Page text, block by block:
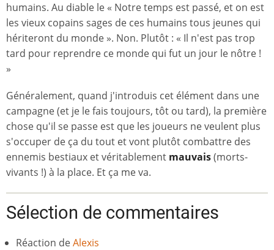
humains. Au diable le « Notre temps est passé, et on est
les vieux copains sages de ces humains tous jeunes qui
hériteront du monde ». Non. Plutôt : « Il n'est pas trop
tard pour reprendre ce monde qui fut un jour le nôtre !
»
Généralement, quand j'introduis cet élément dans une
campagne (et je le fais toujours, tôt ou tard), la première
chose qu'il se passe est que les joueurs ne veulent plus
s'occuper de ça du tout et vont plutôt combattre des
ennemis bestiaux et véritablement mauvais(morts-
vivants !) à la place. Et ça me va.
Sélection de commentaires
Réaction deAlexis